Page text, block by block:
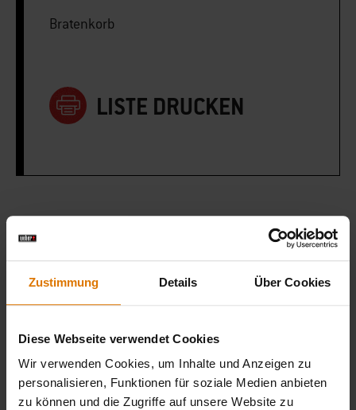
Zustimmung Details Über Cookies
Diese Webseite verwendet Cookies
Wir verwenden Cookies, um Inhalte und Anzeigen zu
personalisieren, Funktionen für soziale Medien anbieten
zu können und die Zugriffe auf unsere Website zu
Bratenkorb
LISTE DRUCKEN
Empfohlenes Zubehör